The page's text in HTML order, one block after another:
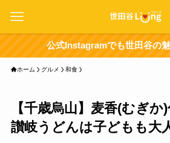
公式Instagramでも世田谷の
ホーム グルメ 和食
【千歳烏山】麦香(むぎ
讃岐うどんは子どもも大